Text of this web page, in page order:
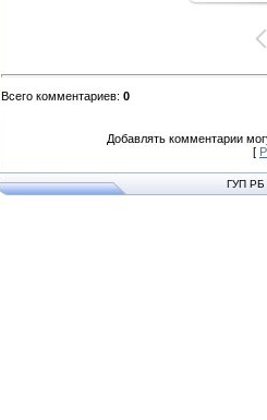
Всего комментариев: 0
Добавлять комментарии
[
ГУП РБ